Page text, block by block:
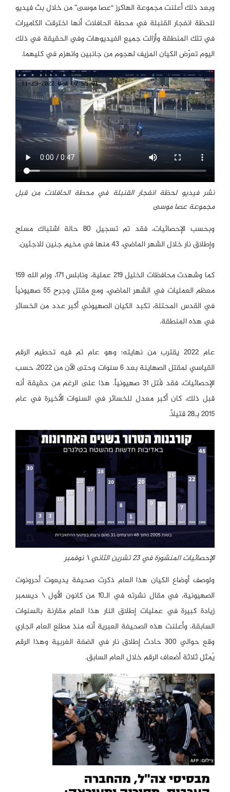
وبعد ذلك أعلنت مجموعة الهاكرز “عصا موسى” من خلال بث فيديو
للحظة انفجار القنبلة في محطة الحافلات أنها اخترقت الكاميرات
في تلك المنطقة وأزالت جميع الفيديوهات وفي الحقيقة في ذلك
اليوم تعرّض الكيان المزيف لهجوم من جانبين وانهزم في كليهما.
نشر فيديو لحظة انفجار القنبلة في محطة الحافلات من قبل
مجموعة عصا موسى
وبحسب الإحصائيات، فقد تم تسجيل 80 حالة اشتباك مسلح
وإطلاق نار خلال الشهر الماضي، 43 منها في مخيم جنين للاجئين.
كما وشهدت محافظات الخليل 219 عملية، ونابلس 171، ورام الله 159
معظم العمليات في الشهر الماضي، ومع مقتل وجرح 55 صهيونياً
في القدس المحتلة، تكبد الكيان الصهيوني أكبر عدد من الخسائر
في هذه المنطقة.
عام 2022 يقترب من نهايته؛ وهو عام تم فيه تحطيم الرقم
القياسي لمقتل الصهاينة بعد 6 سنوات وحتى الآن من 2022، حسب
الإحصائيات، فقد قُتل 31 صهيونياً. هذا على الرغم من حقيقة أنه
قبل ذلك، كان أكبر معدل للخسائر في السنوات الأخيرة في عام
2015 بـ28 قتيلاً.
الإحصائيات المنشورة في 23 تشرين الثاني \ نوفمبر
ولوصف أوضاع الكيان هذا العام ذكرت صحيفة يديعوت أحرونوت
الصهيونية، في مقال نشرته في الـ10 من كانون الأول \ ديسمبر
زيادة كبيرة في عمليات إطلاق النار هذا العام مقارنة بالسنوات
السابقة. وأعلنت هذه الصحيفة العبرية أنه منذ مطلع العام الجاري
وقع حوالي 300 حادث إطلاق نار في الضفة الغربية وهذا الرقم
يُمثل ثلاثة أضعاف الرقم خلال العام السابق.